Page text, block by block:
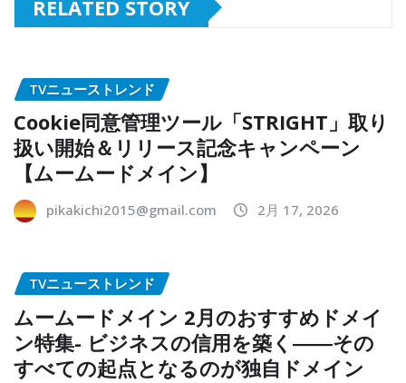
RELATED STORY
TVニューストレンド
Cookie同意管理ツール「STRIGHT」取り
扱い開始＆リリース記念キャンペーン
【ムームードメイン】
pikakichi2015@gmail.com 2月 17, 2026
TVニューストレンド
ムームードメイン 2月のおすすめドメイ
ン特集- ビジネスの信用を築く――その
すべての起点となるのが独自ドメイン